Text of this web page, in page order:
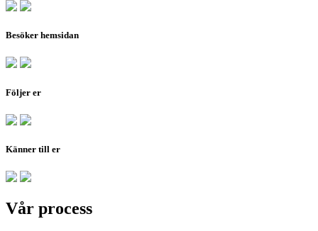
Besöker hemsidan
Följer er
Känner till er
Vår process